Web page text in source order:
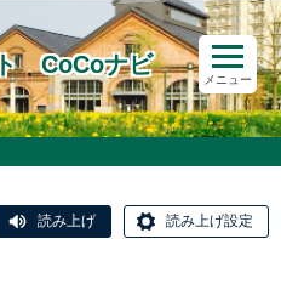
CoCoナビ
メニュー
読み上げ 読み上げ設定